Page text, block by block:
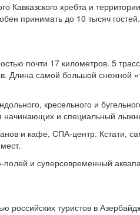
хребта и
принимать до 10 тысяч гостей.
почти 17 километров. 5
Длина самой большой снежной
кресельного и
начинающих и специальный
и кафе, СПА-центр. Кстати,
полей и суперсовременный
российских туристов в